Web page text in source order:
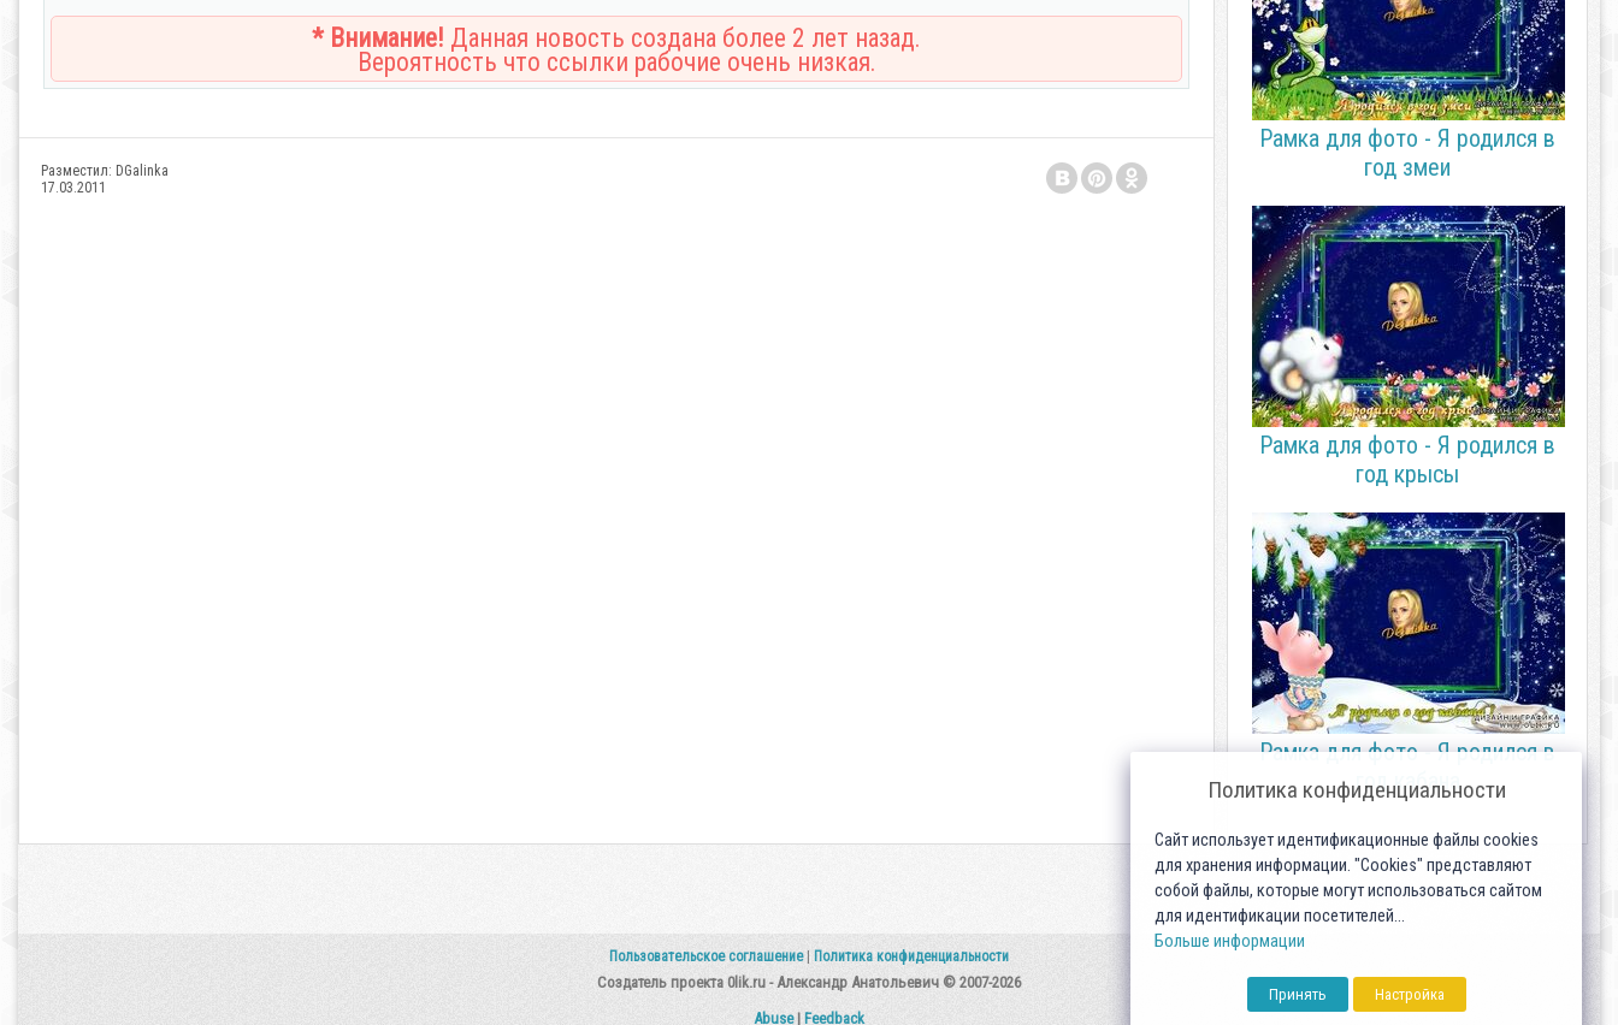
* Внимание! Данная новость создана более 2 лет назад.
Вероятность что ссылки рабочие очень низкая.
Разместил: DGalinka
17.03.2011
Рамка для фото - Я родился в
год змеи
Рамка для фото - Я родился в
год крысы
Рамка для фото - Я родился в
год кабана
Пользовательское соглашение Политика конфиденциальности
Создатель проекта 0lik.ru - Александр Анатольевич © 2007-2026
Abuse| Feedback
Политика конфиденциальности
Сайт использует идентификационные файлы cookies
для хранения информации. "Cookies" представляют
собой файлы, которые могут использоваться сайтом
для идентификации посетителей...
Больше информации
Принять Настройка